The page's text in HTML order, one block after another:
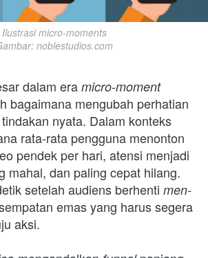
Ilustrasi micro-moments
noblestudios.com
dalam era micro-moment
bagaimana mengubah perhatian
nyata. Dalam konteks
rata-rata pengguna menonton
pendek per hari, atensi menjadi
mahal, dan paling cepat hilang.
setelah audiens berhenti men-
emas yang harus segera
aksi.